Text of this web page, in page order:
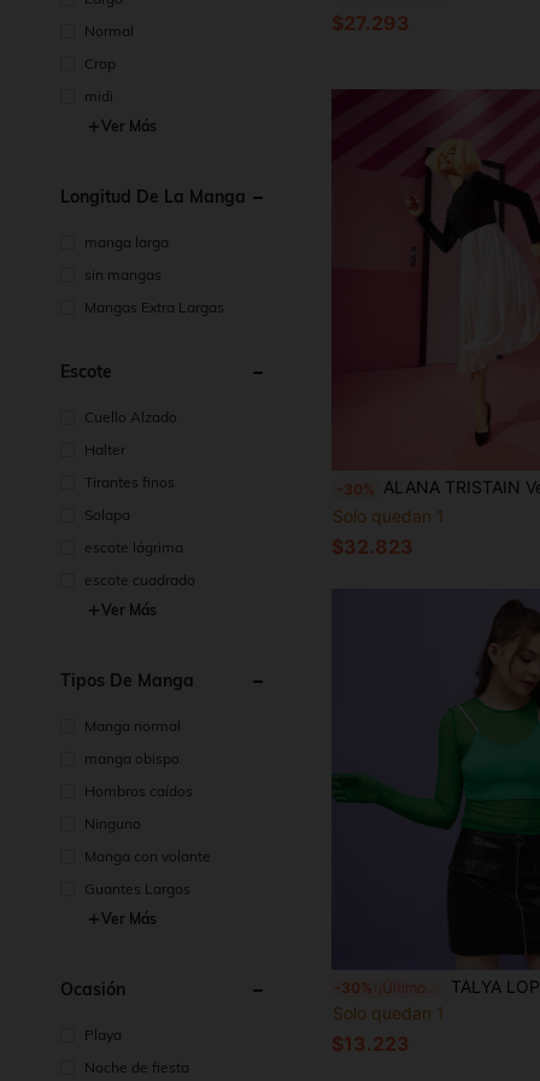
Normal
Crop
midi
Ver Más
Longitud De La Manga
manga larga
sin mangas
Mangas Extra Largas
Escote
Cuello Alzado
Halter
Tirantes finos
Solapa
escote lágrima
escote cuadrado
Ver Más
Tipos De Manga
Manga normal
manga obispo
Hombros caídos
Ninguno
Manga con volante
Guantes Largos
Ver Más
Ocasión
Playa
Noche de fiesta
$27.293
-30% ALANA TRISTAIN Vestido de dos tonos de espalda V bajo
Solo quedan 1
$32.823
-30%
TALYA LOPEZ Top de una manga de
Solo quedan 1
$13.223